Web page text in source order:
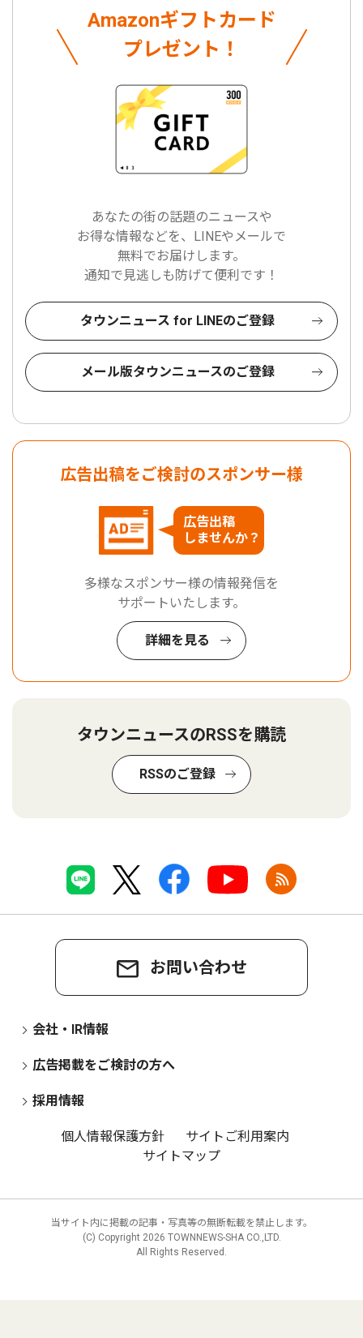
Amazonギフトカード
プレゼント！
あなたの街の話題のニュースや
お得な情報などを、LINEやメールで
無料でお届けします。
通知で見逃しも防げて便利です！
タウンニュース for LINEのご登録
メール版タウンニュースのご登録
広告出稿をご検討のスポンサー様
広告出稿
しませんか？
多様なスポンサー様の情報発信を
サポートいたします。
詳細を見る
タウンニュースのRSSを購読
RSSのご登録
お問い合わせ
会社・IR情報
広告掲載をご検討の方へ
採用情報
個人情報保護方針
サイトご利用案内
サイトマップ
当サイト内に掲載の記事・写真等の無断転載を禁止します。
(C) Copyright 2026 TOWNNEWS-SHA CO.,LTD.
All Rights Reserved.